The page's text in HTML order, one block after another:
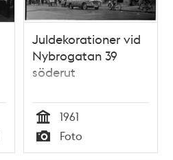
Juldekorationer vid
Nybrogatan 39
söderut
Tid
1961
Typ
Foto